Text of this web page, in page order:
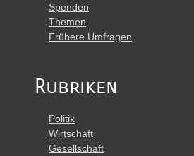
Spenden
Themen
Frühere Umfragen
Rubriken
Politik
Wirtschaft
Gesellschaft